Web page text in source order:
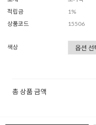
적립금
1%
상품코드
15506
색상
총 상품 금액